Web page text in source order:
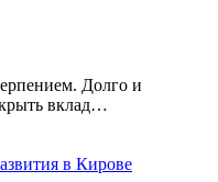
Долго и
вклад…
в Кирове